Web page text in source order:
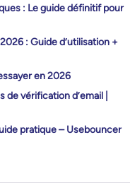
: Le guide définitif pour
: Guide d’utilisation +
en 2026
vérification d’email |
pratique – Usebouncer